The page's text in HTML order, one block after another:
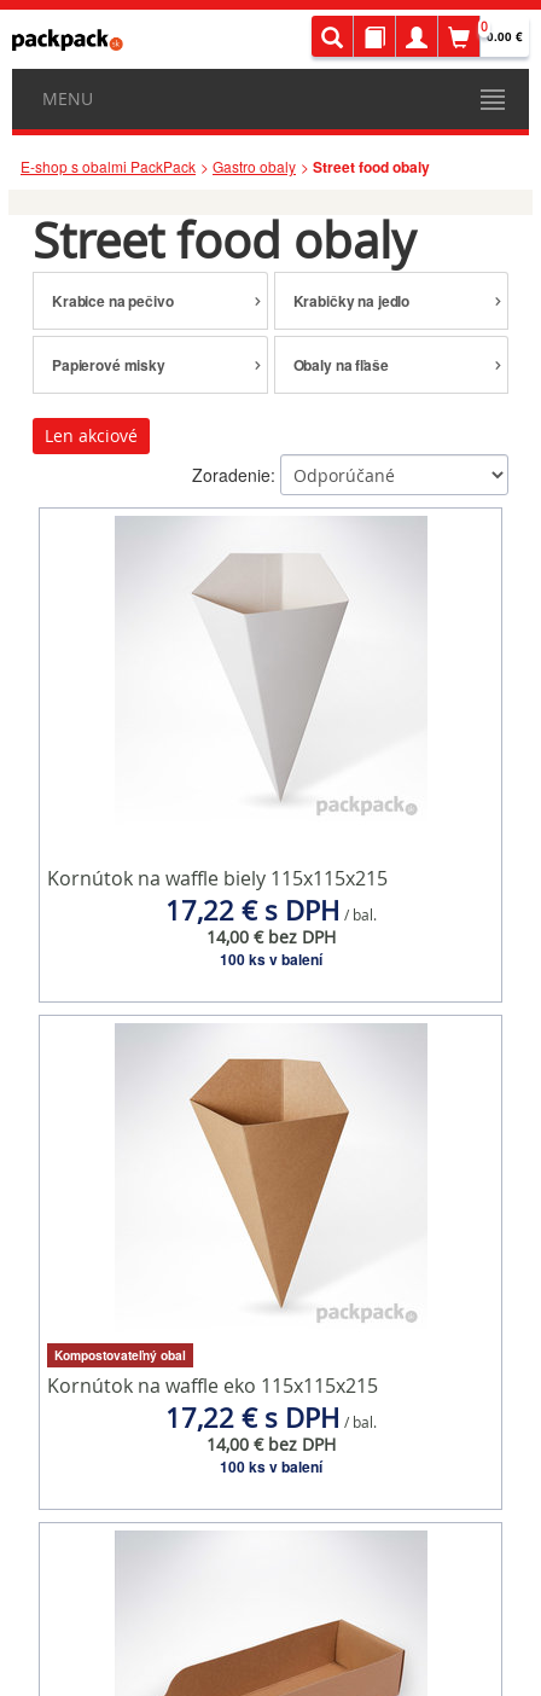
0
0.00 €
MENU
E-shop s obalmi PackPack Gastro obaly Street food obaly
Street food obaly
Krabice na pečivo Krabičky na jedlo
Papierové misky Obaly na fľaše
Len akciové
Zoradenie:
Kornútok na waffle biely 115x115x215
17,22 € s DPH / bal.
14,00 € bez DPH
100 ks v balení
Kompostovateľný obal
Kornútok na waffle eko 115x115x215
17,22 € s DPH / bal.
14,00 € bez DPH
100 ks v balení